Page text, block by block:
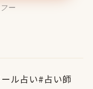
ー
ル占い#占い師